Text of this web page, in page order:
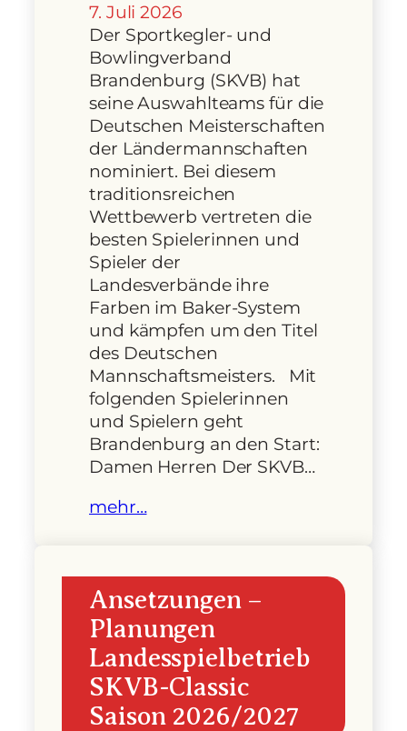
7. Juli 2026
Der Sportkegler- und
Bowlingverband
Brandenburg (SKVB) hat
seine Auswahlteams für die
Deutschen Meisterschaften
der Ländermannschaften
nominiert. Bei diesem
traditionsreichen
Wettbewerb vertreten die
besten Spielerinnen und
Spieler der
Landesverbände ihre
Farben im Baker-System
und kämpfen um den Titel
des Deutschen
Mannschaftsmeisters. Mit
folgenden Spielerinnen
und Spielern geht
Brandenburg an den Start:
Damen Herren Der SKVB…
mehr…
Ansetzungen –
Planungen
Landesspielbetrieb
SKVB-Classic
Saison 2026/2027